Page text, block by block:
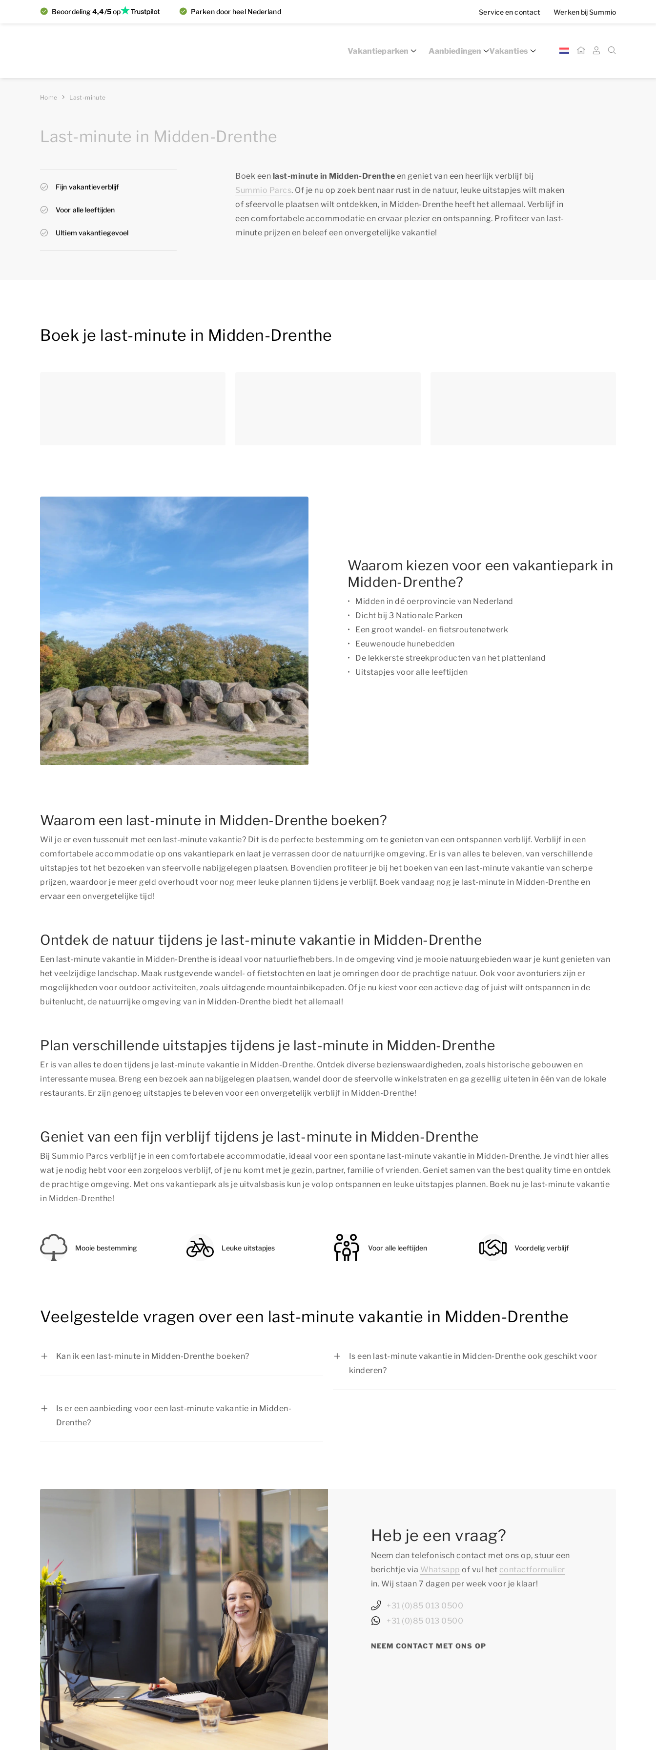
Beoordeling4,4/5op Parken door heel Nederland Service en contact Werken bij Summio
Vakantieparken Aanbiedingen Vakanties
Home Last-minute
Last-minute in Midden-Drenthe
Fijn vakantieverblijf
Voor alle leeftijden
Ultiem vakantiegevoel
Boek een last-minute in Midden-Drenthe en geniet van een heerlijk verblijf bij
Summio Parcs. Of je nu op zoek bent naar rust in de natuur, leuke uitstapjes wilt maken
of sfeervolle plaatsen wilt ontdekken, in Midden-Drenthe heeft het allemaal. Verblijf in
een comfortabele accommodatie en ervaar plezier en ontspanning. Profiteer van last-
minute prijzen en beleef een onvergetelijke vakantie!
Boek je last-minute in Midden-Drenthe
Waarom kiezen voor een vakantiepark in
Midden-Drenthe?
Midden in dé oerprovincie van Nederland
Dicht bij 3 Nationale Parken
Een groot wandel- en fietsroutenetwerk
Eeuwenoude hunebedden
De lekkerste streekproducten van het plattenland
Uitstapjes voor alle leeftijden
Waarom een last-minute in Midden-Drenthe boeken?
Wil je er even tussenuit met een last-minute vakantie? Dit is de perfecte bestemming om te genieten van een ontspannen verblijf. Verblijf in een
comfortabele accommodatie op ons vakantiepark en laat je verrassen door de natuurrijke omgeving. Er is van alles te beleven, van verschillende
uitstapjes tot het bezoeken van sfeervolle nabijgelegen plaatsen. Bovendien profiteer je bij het boeken van een last-minute vakantie van scherpe
prijzen, waardoor je meer geld overhoudt voor nog meer leuke plannen tijdens je verblijf. Boek vandaag nog je last-minute in Midden-Drenthe en
ervaar een onvergetelijke tijd!
Ontdek de natuur tijdens je last-minute vakantie in Midden-Drenthe
Een last-minute vakantie in Midden-Drenthe is ideaal voor natuurliefhebbers. In de omgeving vind je mooie natuurgebieden waar je kunt genieten van
het veelzijdige landschap. Maak rustgevende wandel- of fietstochten en laat je omringen door de prachtige natuur. Ook voor avonturiers zijn er
mogelijkheden voor outdoor activiteiten, zoals uitdagende mountainbikepaden. Of je nu kiest voor een actieve dag of juist wilt ontspannen in de
buitenlucht, de natuurrijke omgeving van in Midden-Drenthe biedt het allemaal!
Plan verschillende uitstapjes tijdens je last-minute in Midden-Drenthe
Er is van alles te doen tijdens je last-minute vakantie in Midden-Drenthe. Ontdek diverse bezienswaardigheden, zoals historische gebouwen en
interessante musea. Breng een bezoek aan nabijgelegen plaatsen, wandel door de sfeervolle winkelstraten en ga gezellig uiteten in één van de lokale
restaurants. Er zijn genoeg uitstapjes te beleven voor een onvergetelijk verblijf in Midden-Drenthe!
Geniet van een fijn verblijf tijdens je last-minute in Midden-Drenthe
Bij Summio Parcs verblijf je in een comfortabele accommodatie, ideaal voor een spontane last-minute vakantie in Midden-Drenthe. Je vindt hier alles
wat je nodig hebt voor een zorgeloos verblijf, of je nu komt met je gezin, partner, familie of vrienden. Geniet samen van the best quality time en ontdek
de prachtige omgeving. Met ons vakantiepark als je uitvalsbasis kun je volop ontspannen en leuke uitstapjes plannen. Boek nu je last-minute vakantie
in Midden-Drenthe!
Mooie bestemming Leuke uitstapjes Voor alle leeftijden Voordelig verblijf
Veelgestelde vragen over een last-minute vakantie in Midden-Drenthe
Kan ik een last-minute in Midden-Drenthe boeken?
Is een last-minute vakantie in Midden-Drenthe ook geschikt voor
kinderen?
Is er een aanbieding voor een last-minute vakantie in Midden-
Drenthe?
Heb je een vraag?
Neem dan telefonisch contact met ons op, stuur een
berichtje via Whatsapp of vul het contactformulier
in. Wij staan 7 dagen per week voor je klaar!
+31 (0)85 013 0500
+31 (0)85 013 0500
NEEM CONTACT MET ONS OP